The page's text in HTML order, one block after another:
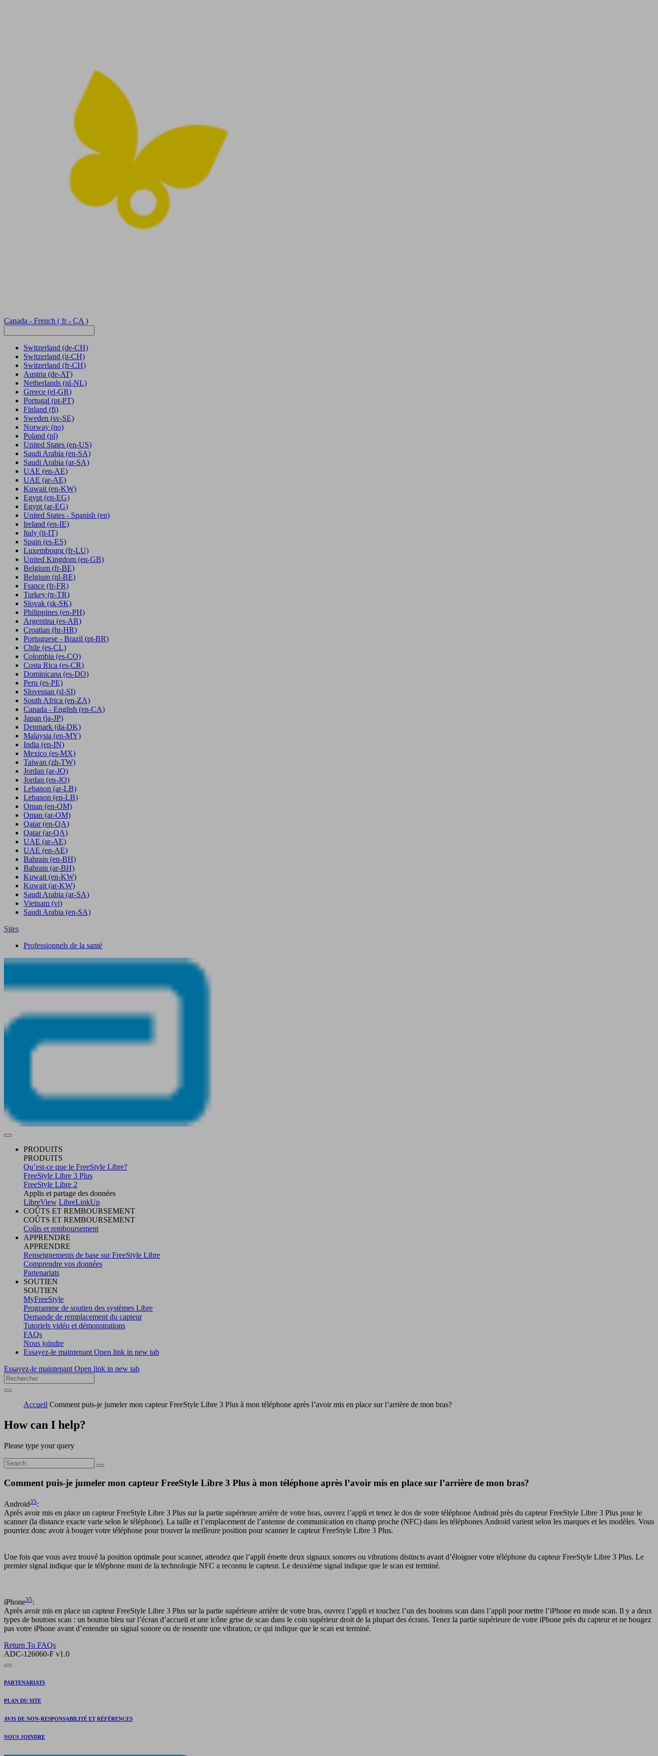
Canada - French ( fr - CA )
Switzerland (de-CH)
Switzerland (it-CH)
Switzerland (fr-CH)
Austria (de-AT)
Netherlands (nl-NL)
Greece (el-GR)
Portugal (pt-PT)
Finland (fi)
Sweden (sv-SE)
Norway (no)
Poland (pl)
United States (en-US)
Saudi Arabia (en-SA)
Saudi Arabia (ar-SA)
UAE (en-AE)
UAE (ar-AE)
Kuwait (en-KW)
Egypt (en-EG)
Egypt(ar-EG)
United States - Spanish (en)
Ireland (en-IE)
Italy (it-IT)
Spain (es-ES)
Luxembourg (fr-LU)
United Kingdom (en-GB)
Belgium (fr-BE)
Belgium (nl-BE)
France (fr-FR)
Turkey (tr-TR)
Slovak (sk-SK)
Philippines (en-PH)
Argentina (es-AR)
Croatian (hr-HR)
Portuguese - Brazil (pt-BR)
Chile (es-CL)
Colombia (es-CO)
Costa Rica (es-CR)
Dominicana (es-DO)
Peru (es-PE)
Slovenian (sl-SI)
South Africa (en-ZA)
Canada - English (en-CA)
Japan (ja-JP)
Denmark (da-DK)
Malaysia (en-MY)
India (en-IN)
Mexico (es-MX)
Taiwan (zh-TW)
Jordan (ar-JO)
Jordan (en-JO)
Lebanon (ar-LB)
Lebanon (en-LB)
Oman (en-OM)
Oman (ar-OM)
Qatar (en-QA)
Qatar (ar-QA)
UAE (ar-AE)
UAE (en-AE)
Bahrain (en-BH)
Bahrain (ar-BH)
Kuwait (en-KW)
Kuwait (ar-KW)
Saudi Arabia (ar-SA)
Vietnam (vi)
Saudi Arabia (en-SA)
Sites
Professionnels de la santé
PRODUITS
PRODUITS
Qu’est-ce que le FreeStyle Libre?
FreeStyle Libre 3 Plus
FreeStyle Libre 2
Applis et partage des données
LibreView LibreLinkUp
COÛTS ET REMBOURSEMENT
COÛTS ET REMBOURSEMENT
Coûts et remboursement
APPRENDRE
APPRENDRE
Renseignements de base sur FreeStyle Libre
Comprendre vos données
Partenariats
SOUTIEN
SOUTIEN
MyFreeStyle
Programme de soutien des systèmes Libre
Demande de remplacement du capteur
Tutoriels vidéo et démonstrations
FAQs
Nous joindre
Essayez-le maintenant Open link in new tab
Essayez-le maintenant Open link in new tab
Accueil Comment puis-je jumeler mon capteur FreeStyle Libre 3 Plus à mon téléphone après l’avoir mis en place sur l’arrière de mon bras?
How can I help?
Please type your query
Comment puis-je jumeler mon capteur FreeStyle Libre 3 Plus à mon téléphone après l’avoir mis en place sur l’arrière de mon bras?
Android35:
Après avoir mis en place un capteur FreeStyle Libre 3 Plus sur la partie supérieure arrière de votre bras, ouvrez l’appli et tenez le dos de votre téléphone Android près du capteur FreeStyle Libre 3 Plus pour le
scanner (la distance exacte varie selon le téléphone). La taille et l’emplacement de l’antenne de communication en champ proche (NFC) dans les téléphones Android varient selon les marques et les modèles. Vous
pourriez donc avoir à bouger votre téléphone pour trouver la meilleure position pour scanner le capteur FreeStyle Libre 3 Plus.
Une fois que vous avez trouvé la position optimale pour scanner, attendez que l’appli émette deux signaux sonores ou vibrations distincts avant d’éloigner votre téléphone du capteur FreeStyle Libre 3 Plus. Le
premier signal indique que le téléphone muni de la technologie NFC a reconnu le capteur. Le deuxième signal indique que le scan est terminé.
iPhone35:
Après avoir mis en place un capteur FreeStyle Libre 3 Plus sur la partie supérieure arrière de votre bras, ouvrez l’appli et touchez l’un des boutons scan dans l’appli pour mettre l’iPhone en mode scan. Il y a deux
types de boutons scan : un bouton bleu sur l’écran d’accueil et une icône grise de scan dans le coin supérieur droit de la plupart des écrans. Tenez la partie supérieure de votre iPhone près du capteur et ne bougez
pas votre iPhone avant d’entendre un signal sonore ou de ressentir une vibration, ce qui indique que le scan est terminé.
Return To FAQs
ADC-126060-F v1.0
PARTENARIATS
PLAN DU SITE
AVIS DE NON-RESPONSABILITÉ ET RÉFÉRENCES
NOUS JOINDRE